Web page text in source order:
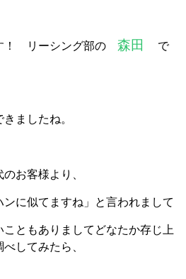
！ リーシング部の 森田
で
ましたね。
お客様より、
ンに似てますね」と言われまして
ともありましてどなたか存じ上
してみたら、